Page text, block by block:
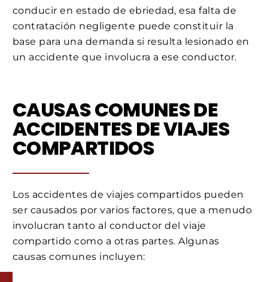
conducir en estado de ebriedad, esa falta de
contratación negligente puede constituir la
base para una demanda si resulta lesionado en
un accidente que involucra a ese conductor.
CAUSAS COMUNES DE
ACCIDENTES DE VIAJES
COMPARTIDOS
Los accidentes de viajes compartidos pueden
ser causados ​​por varios factores, que a menudo
involucran tanto al conductor del viaje
compartido como a otras partes. Algunas
causas comunes incluyen: